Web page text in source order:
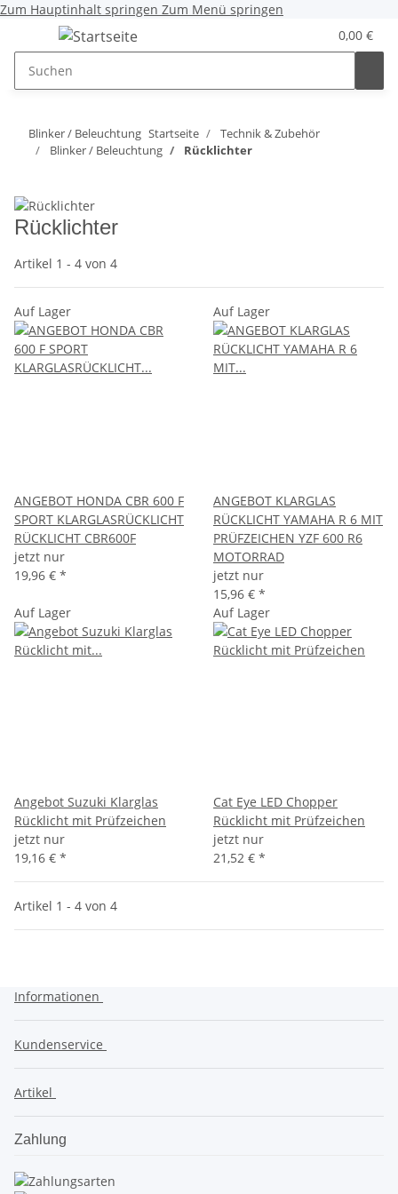
Zum Hauptinhalt springen Zum Menü springen
0,00 €
Blinker / Beleuchtung Startseite
Technik & Zubehör
Blinker / Beleuchtung
Rücklichter
Rücklichter
Artikel 1 - 4 von 4
Auf Lager
ANGEBOT HONDA CBR 600 F
SPORT KLARGLASRÜCKLICHT
RÜCKLICHT CBR600F
jetzt nur
19,96 € *
Auf Lager
ANGEBOT KLARGLAS
RÜCKLICHT YAMAHA R 6 MIT
PRÜFZEICHEN YZF 600 R6
MOTORRAD
jetzt nur
15,96 € *
Auf Lager
Angebot Suzuki Klarglas
Rücklicht mit Prüfzeichen
jetzt nur
19,16 € *
Auf Lager
Cat Eye LED Chopper
Rücklicht mit Prüfzeichen
jetzt nur
21,52 € *
Artikel 1 - 4 von 4
Informationen
Kundenservice
Artikel
Zahlung